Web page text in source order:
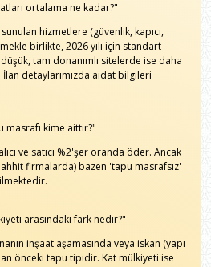
ortalama ne kadar?"
hizmetlere (güvenlik, kapıcı,
birlikte, 2026 yılı için standart
tam donanımlı sitelerde ise daha
İlan detaylarımızda aidat bilgileri
masrafı kime aittir?"
ve satıcı %2'şer oranda öder. Ancak
firmalarda) bazen 'tapu masrafsız'
arasındaki fark nedir?"
inşaat aşamasında veya iskan (yapı
önceki tapu tipidir. Kat mülkiyeti ise